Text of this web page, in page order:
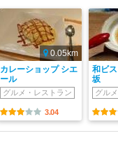
0.05km
カレーショップ シエ
ール
グルメ・レストラン
3.04
和ビ
坂
グル